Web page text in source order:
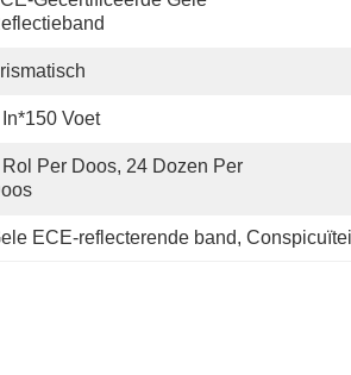
In*150 Voet
Rol Per Doos, 24 Dozen Per
ECE-reflecterende band,